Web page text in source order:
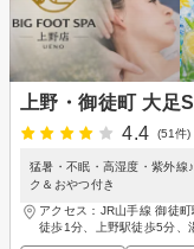
上野・御徒町 大
4.4
(51件)
猛暑・不眠・高湿度・紫外線
ク＆おやつ付き
アクセス：JR山手線 御徒
徒歩1分、上野駅徒歩5分、